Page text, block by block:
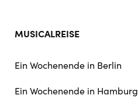
MUSICALREISE
Ein Wochenende in Berlin
Ein Wochenende in Hamburg